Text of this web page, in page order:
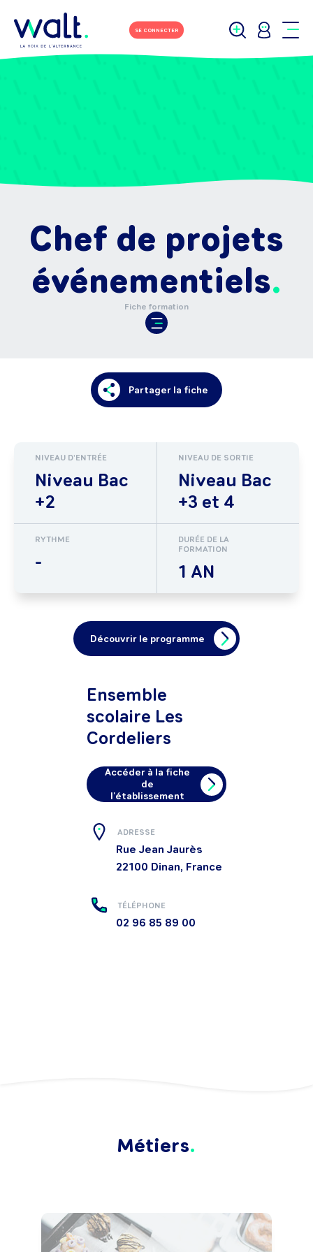
SE CONNECTER
Chef de projets
événementiels
Fiche formation
Partager la fiche
NIVEAU D'ENTRÉE
Niveau Bac
+2
NIVEAU DE SORTIE
Niveau Bac
+3 et 4
RYTHME
-
DURÉE DE LA
FORMATION
1 AN
Découvrir le programme
Ensemble
scolaire Les
Cordeliers
Accéder à la fiche
de
l'établissement
ADRESSE
Rue Jean Jaurès
22100 Dinan, France
TÉLÉPHONE
02 96 85 89 00
Métiers